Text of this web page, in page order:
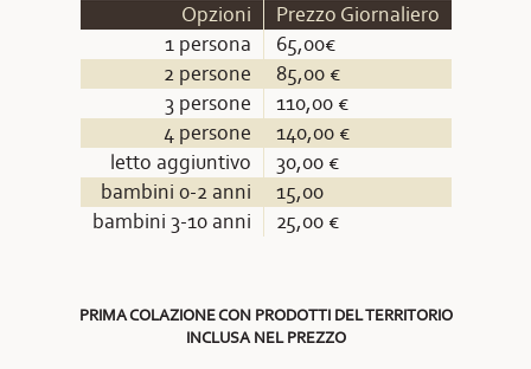
Opzioni
Prezzo Giornaliero
1 persona
65,00€
2 persone
85,00 €
3 persone
110,00 €
4 persone
140,00 €
letto aggiuntivo
30,00 €
bambini 0-2 anni
15,00
bambini 3-10 anni
25,00 €
PRIMA COLAZIONE CON PRODOTTI DEL TERRITORIO
INCLUSA NEL PREZZO